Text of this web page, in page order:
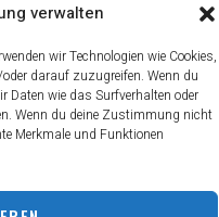
verwalten
wir Technologien wie Cookies,
darauf zuzugreifen. Wenn du
Daten wie das Surfverhalten oder
Wenn du deine Zustimmung nicht
Merkmale und Funktionen